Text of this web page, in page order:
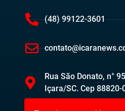
(48) 99122-3601
Rua São Donato, n°
Içara/SC. Cep 88820-